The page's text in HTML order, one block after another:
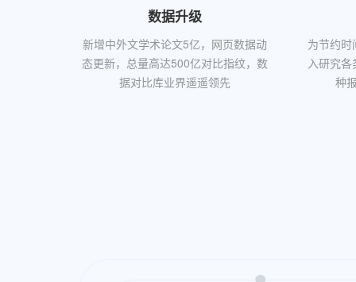
数据升级
新增中外文学术论文5亿，网页数据动
态更新，总量高达500亿对比指纹，数
据对比库业界遥遥领先
为节约
入研究
种